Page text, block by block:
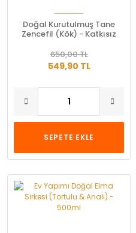
Doğal Kurutulmuş Tane
Zencefil (Kök) - Katkısız
549,90 TL
650,00 TL
SEPETE EKLE